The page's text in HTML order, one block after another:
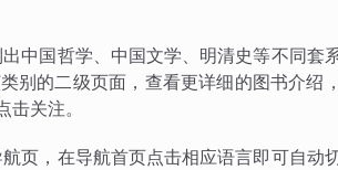
中国哲学、中国文学、明清史等不同套
别的二级页面，查看更详细的图书介绍
关注。
页，在导航首页点击相应语言即可自动切